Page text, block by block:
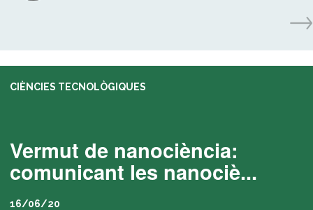
CIÈNCIES TECNOLÒGIQUES
Vermut de nanociència:
comunicant les nanociè...
16/06/20